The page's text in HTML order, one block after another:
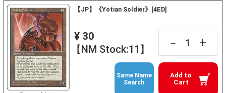
【JP】《Yotian Soldier》[4ED]
¥ 30
【NM Stock:11】
－ +
Add to
Cart
Same Name
Search